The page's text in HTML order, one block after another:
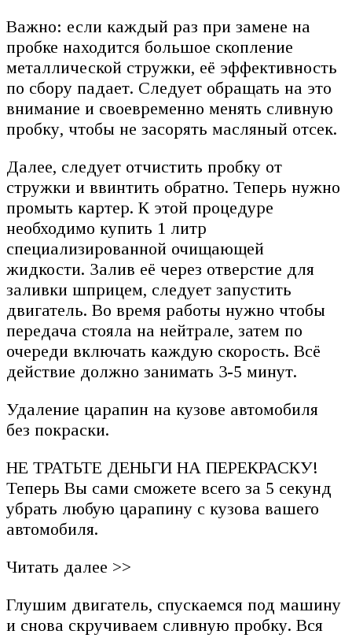
Важно: если каждый раз при замене на
пробке находится большое скопление
металлической стружки, её эффективность
по сбору падает. Следует обращать на это
внимание и своевременно менять сливную
пробку, чтобы не засорять масляный отсек.
Далее, следует отчистить пробку от
стружки и ввинтить обратно. Теперь нужно
промыть картер. К этой процедуре
необходимо купить 1 литр
специализированной очищающей
жидкости. Залив её через отверстие для
заливки шприцем, следует запустить
двигатель. Во время работы нужно чтобы
передача стояла на нейтрале, затем по
очереди включать каждую скорость. Всё
действие должно занимать 3-5 минут.
Удаление царапин на кузове автомобиля
без покраски.
НЕ ТРАТЬТЕ ДЕНЬГИ НА ПЕРЕКРАСКУ!
Теперь Вы сами сможете всего за 5 секунд
убрать любую царапину с кузова вашего
автомобиля.
Читать далее >>
Глушим двигатель, спускаемся под машину
и снова скручиваем сливную пробку. Вся